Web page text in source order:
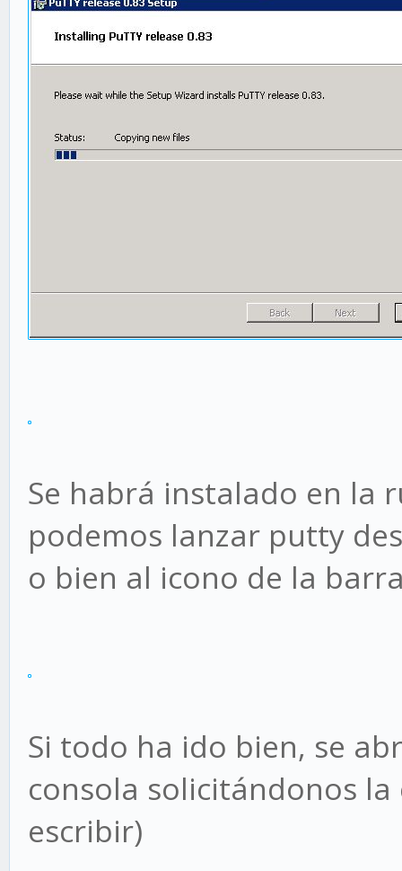
Se habrá instalado en la
podemos lanzar putty
o bien al icono de la
Si todo ha ido bien, se
consola solicitándonos
escribir)